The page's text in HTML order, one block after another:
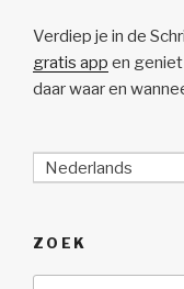
Verdiep je in de
gratis app en
daar waar en
Nederlands
ZOEK